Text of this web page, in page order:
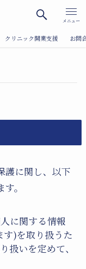
メニュー
クリニック開業支援 お問
護に関し、以下
。
に関する情報
)を取り扱うた
扱いを定めて、